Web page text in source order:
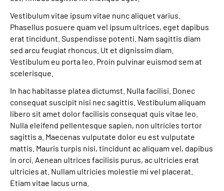
Vestibulum vitae ipsum vitae nunc aliquet varius.
Phasellus posuere quam vel ipsum ultrices, eget dapibus
erat tincidunt. Suspendisse potenti. Nam sagittis diam
sed arcu feugiat rhoncus. Ut et dignissim diam.
Vestibulum eu porta leo. Proin pulvinar euismod sem at
scelerisque.
In hac habitasse platea dictumst. Nulla facilisi. Donec
consequat suscipit nisi nec sagittis. Vestibulum aliquam
libero sit amet dolor facilisis consequat quis vitae leo.
Nulla eleifend pellentesque sapien, non ultricies tortor
sagittis a. Maecenas vulputate dolor eu est vulputate
mattis. Mauris turpis nisi, tincidunt ac aliquam vel, dapibus
in orci. Aenean ultrices facilisis purus, ac ultricies erat
ultricies at. Nullam ultricies molestie mi vel placerat.
Etiam vitae lacus urna.